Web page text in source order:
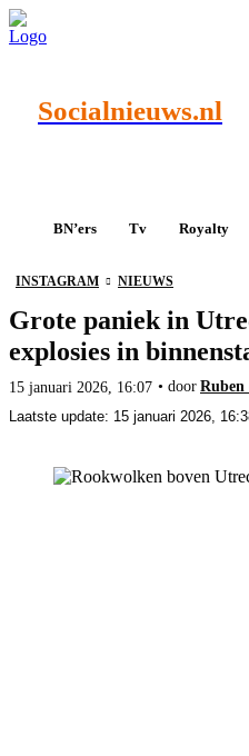
Socialnieuws.nl
BN’ers Tv Royalty
INSTAGRAM NIEUWS
Grote paniek in
explosies in
15 januari 2026, 16:07 • door Ruben
Laatste update: 15 januari 2026,